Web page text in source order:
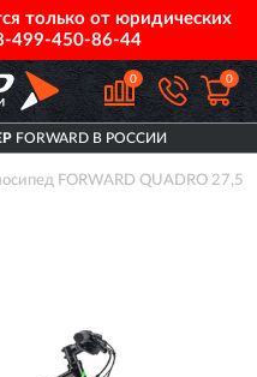
только от юридических
499-450-86-44
0 0
FORWARD В РОССИИ
FORWARD QUADRO 27,5